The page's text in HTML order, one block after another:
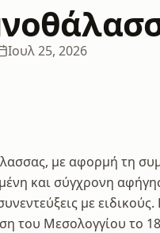
Ιουλ 25, 2026
με αφορμή τη
και σύγχρονη
με
του Μεσολογγίου το